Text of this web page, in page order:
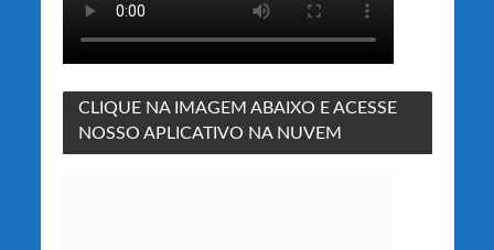
CLIQUE NA IMAGEM ABAIXO E ACESSE
NOSSO APLICATIVO NA NUVEM